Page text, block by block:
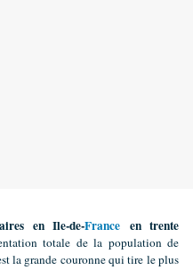
en Ile-de-France en trente
totale de la population de
la grande couronne qui tire le plus